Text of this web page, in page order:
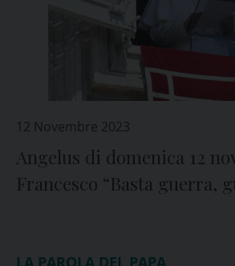
12 Novembre 2023
Angelus di domenica 12
Francesco “Basta guerra,
LA PAROLA DEL PAPA